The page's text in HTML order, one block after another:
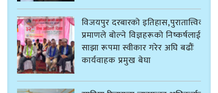
विजयपुर दरबारको इतिहास,पुरातात्त्विक
प्रमाणले बोल्ने विज्ञहरूको निष्कर्षलाई
साझा रूपमा स्वीकार गरेर अघि बढौंः
कार्यवाहक प्रमुख बेघा